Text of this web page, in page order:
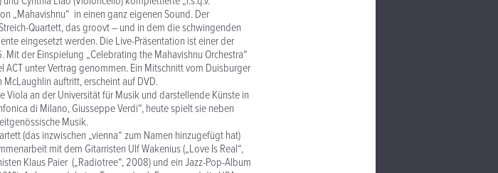
„Mahavishnu“ in einen ganz eigenen Sound. Der
Quartett, das groovt – und in dem die schwingenden
eingesetzt werden. Die Live-Präsentation ist einer der
der Einspielung „Celebrating the Mahavishnu Orchestra“
unter Vertrag genommen. Ein Mitschnitt vom Duisburger
auftritt, erscheint auf DVD.
Viola an der Universität für Musik und darstellende Künste in
di Milano, Giusseppe Verdi“, heute spielt sie neben
Musik.
(das inzwischen „vienna“ zum Namen hinzugefügt hat)
mit dem Gitarristen Ulf Wakenius („Love Is Real“,
Klaus Paier („Radiotree“, 2008) und ein Jazz-Pop-Album